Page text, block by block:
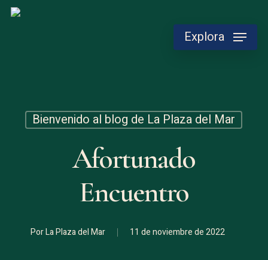
Skip
Explora
Bienvenido al blog de La Plaza del Mar
Afortunado
Encuentro
PorLa Plaza del Mar 11 de noviembre de 2022